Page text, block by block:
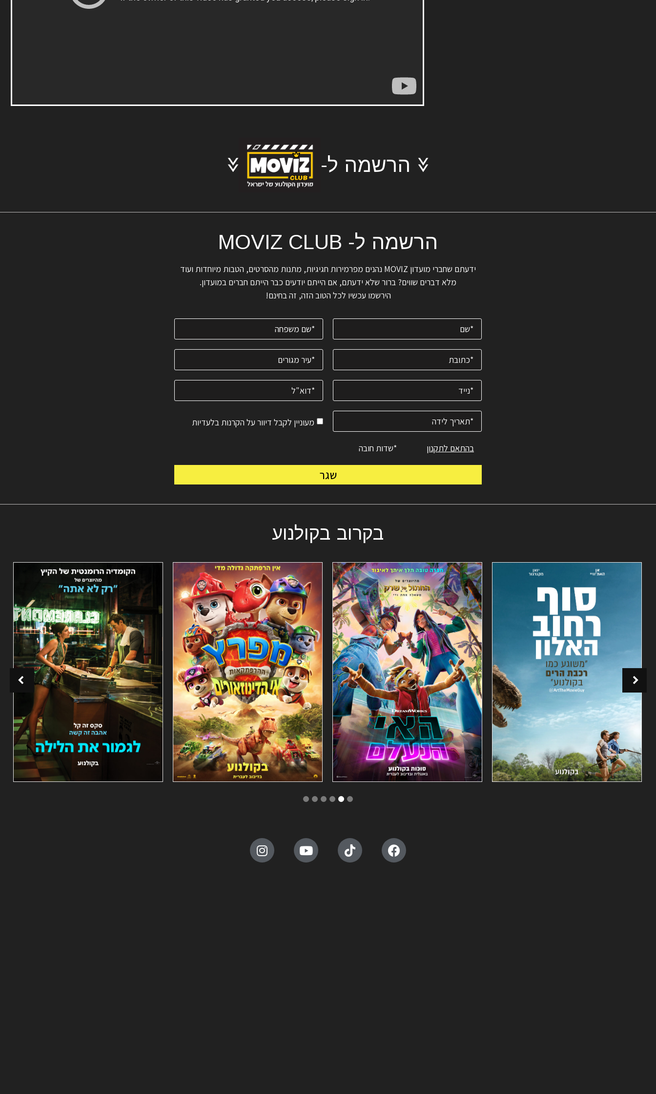
הרשמה ל-
הרשמה ל- MOVIZ CLUB
ידעתם שחברי מועדון MOVIZ נהנים מפרמירות חגיגיות, מתנות מהסרטים, הטבות מיוחדות ועוד
מלא דברים שווים? ברור שלא ידעתם, אם הייתם יודעים כבר הייתם חברים במועדון.
הירשמו עכשיו לכל הטוב הזה, זה בחינם!
מעוניין לקבל דיוור על הקרנות בלעדיות
בהתאם לתקנון *שדות חובה
שגר
בקרוב בקולנוע
4
5
6